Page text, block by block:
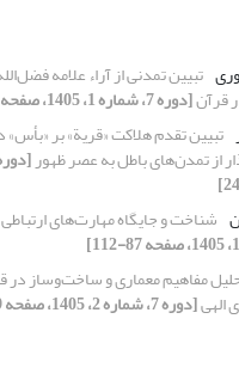
تبیین تمدنی از آراء علامه
قرآن[دوره 7، شماره 1، 1405، صفحه 25-47]
تبیین تقدم هلاکت «قریة» بر
از تمدن‌های باطل به عصر ظهور
شناخت و جایگاه مهارت‌های
مفاهیم معماری و ساخت‌وساز در
الهی[دوره 7، شماره 2، 1405، صفحه 119-137]